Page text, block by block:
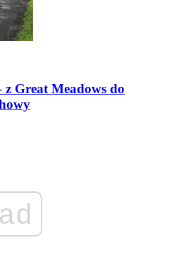
Great Meadows do
ad